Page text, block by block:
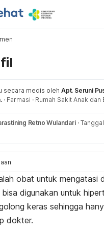
secara medis oleh Apt. Seruni
· Farmasi · Rumah Sakit Anak dan
Retno Wulandari ·
pakai
sildenafil
dan perhatian
ibu hamil dan menyusui
obat
obat untuk mengatasi
digunakan untuk
keras sehingga
dokter.